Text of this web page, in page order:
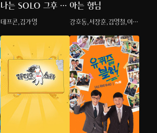
나는 SOLO 그후 사
랑은 계속된다(나솔
데프콘,김가영
아는 형님
강호동,서장훈,김영철,이수